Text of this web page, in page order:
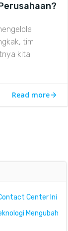
tim
kita
Read more
Center Ini
Mengubah